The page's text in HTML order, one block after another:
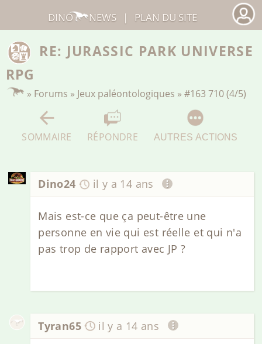
RE: JURASSIC PARK UNIVERSE
RPG
» Forums » Jeux paléontologiques »#163 710 (4/5)
SOMMAIRE RÉPONDRE AUTRES ACTIONS
Dino24 il y a 14 ans
Mais est-ce que ça peut-être une
personne en vie qui est réelle et qui n'a
pas trop de rapport avec JP ?
Tyran65 il y a 14 ans
DINO NEWS | PLAN DU SITE